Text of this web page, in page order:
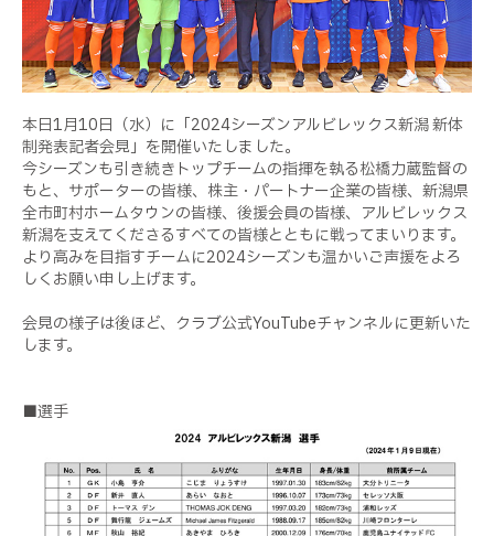
本日1月10日（水）に「2024シーズンアルビレックス新潟 新体
制発表記者会見」を開催いたしました。
今シーズンも引き続きトップチームの指揮を執る松橋力蔵監督の
もと、サポーターの皆様、株主・パートナー企業の皆様、新潟県
全市町村ホームタウンの皆様、後援会員の皆様、アルビレックス
新潟を支えてくださるすべての皆様とともに戦ってまいります。
より高みを目指すチームに2024シーズンも温かいご声援をよろ
しくお願い申し上げます。
会見の様子は後ほど、クラブ公式YouTubeチャンネルに更新いた
します。
■選手